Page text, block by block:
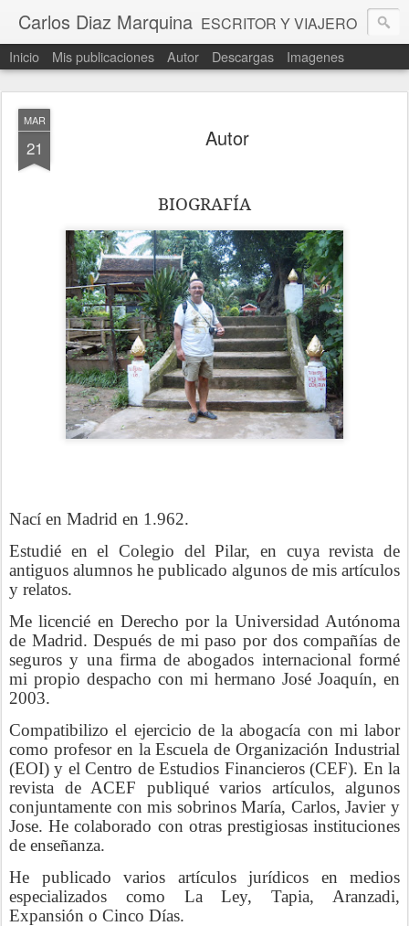
Carlos Diaz Marquina ESCRITOR Y VIAJERO
Inicio Mis publicaciones Autor Descargas Imagenes
MAR
21 Autor
BIOGRAFÍA
Nací en Madrid en 1.962.
Estudié en el Colegio del Pilar, en cuya revista de
antiguos alumnos he publicado algunos de mis artículos
y relatos.
Me licencié en Derecho por la Universidad Autónoma
de Madrid. Después de mi paso por dos compañías de
seguros y una firma de abogados internacional formé
mi propio despacho con mi hermano José Joaquín, en
2003.
Compatibilizo el ejercicio de la abogacía con mi labor
como profesor en la Escuela de Organización Industrial
(EOI) y el Centro de Estudios Financieros (CEF). En la
revista de ACEF publiqué varios artículos, algunos
conjuntamente con mis sobrinos María, Carlos, Javier y
Jose. He colaborado con otras prestigiosas instituciones
de enseñanza.
He publicado varios artículos jurídicos en medios
especializados como La Ley, Tapia, Aranzadi,
Expansión o Cinco Días.